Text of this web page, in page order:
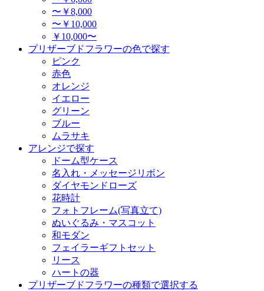
〜￥8,000
〜￥10,000
￥10,000〜
プリザーブドフラワーの色で探す
ピンク
赤色
オレンジ
イエロー
グリーン
ブルー
ムラサキ
アレンジで探す
ドーム型ケース
名入れ・メッセージリボン
ダイヤモンドローズ
花時計
フォトフレーム(写真立て)
ぬいぐるみ・マスコット
和モダン
フェイラーギフトセット
リース
ハートの器
プリザーブドフラワーの種類で選択する